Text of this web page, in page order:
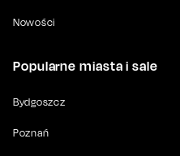
Nowości
Popularne miasta i sale
Bydgoszcz
Poznań